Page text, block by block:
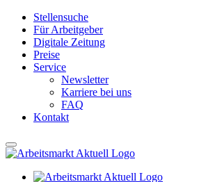
Stellensuche
Für Arbeitgeber
Digitale Zeitung
Preise
Service
Newsletter
Karriere bei uns
FAQ
Kontakt